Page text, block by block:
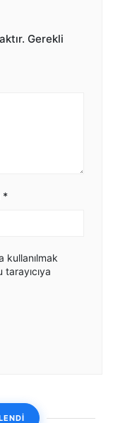
Gerekli
*
kullanılmak